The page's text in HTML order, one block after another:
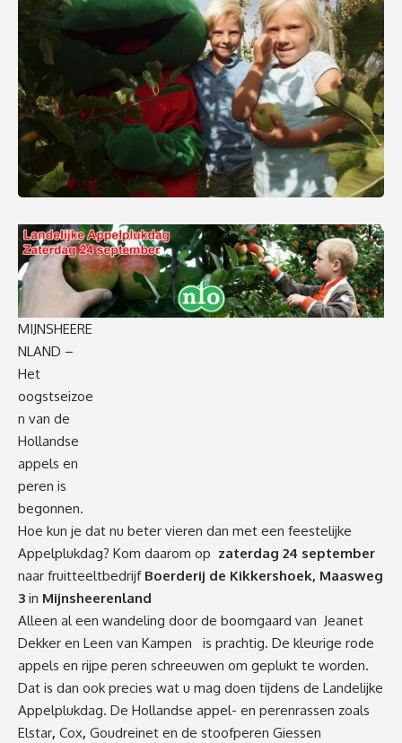
MIJNSHEERE
NLAND –
Het
oogstseizoe
n van de
Hollandse
appels en
peren is
begonnen.
Hoe kun je dat nu beter vieren dan met een feestelijke
Appelplukdag? Kom daarom op zaterdag 24 september
naar fruitteeltbedrijf Boerderij de Kikkershoek, Maasweg
3 in Mijnsheerenland
Alleen al een wandeling door de boomgaard van Jeanet
Dekker en Leen van Kampen is prachtig. De kleurige rode
appels en rijpe peren schreeuwen om geplukt te worden.
Dat is dan ook precies wat u mag doen tijdens de Landelijke
Appelplukdag. De Hollandse appel- en perenrassen zoals
Elstar, Cox, Goudreinet en de stoofperen Giessen